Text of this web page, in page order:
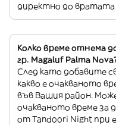
директно до вратата
Колко време отнема
гр. Magaluf Palma
След като добавите
какво е очакваното
във Вашия район.
очакваното време за
от Tandoori Night при